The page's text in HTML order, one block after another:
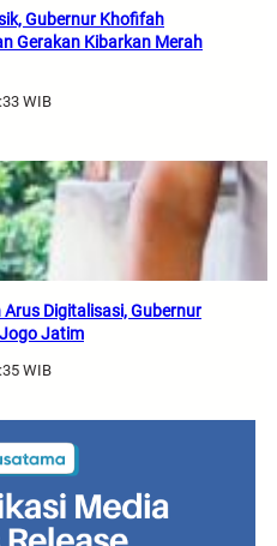
Gubernur Khofifah
Gerakan Kibarkan Merah
WIB
Digitalisasi, Gubernur
Jatim
WIB